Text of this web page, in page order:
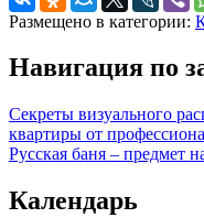
Размещено в категории:
Навигация по
Секреты визуального
квартиры от
Русская баня – предмет
Календарь